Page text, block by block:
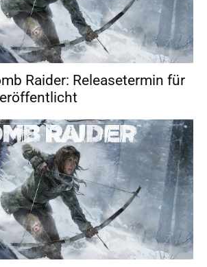
Raider: Releasetermin für